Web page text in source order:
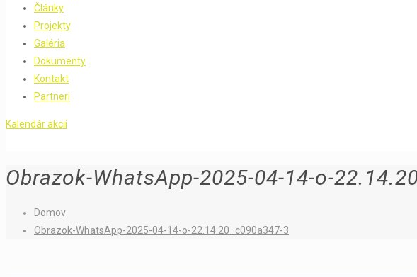
Články
Projekty
Galéria
Dokumenty
Kontakt
Partneri
Kalendár akcií
Obrazok-WhatsApp-2025-04-14-o-
Domov
Obrazok-WhatsApp-2025-04-14-o-22.14.20_c090a347-3